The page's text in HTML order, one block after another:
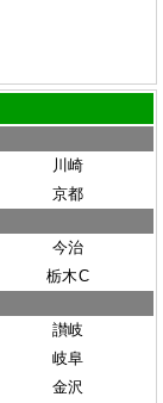
川崎
京都
今治
栃木C
讃岐
岐阜
金沢